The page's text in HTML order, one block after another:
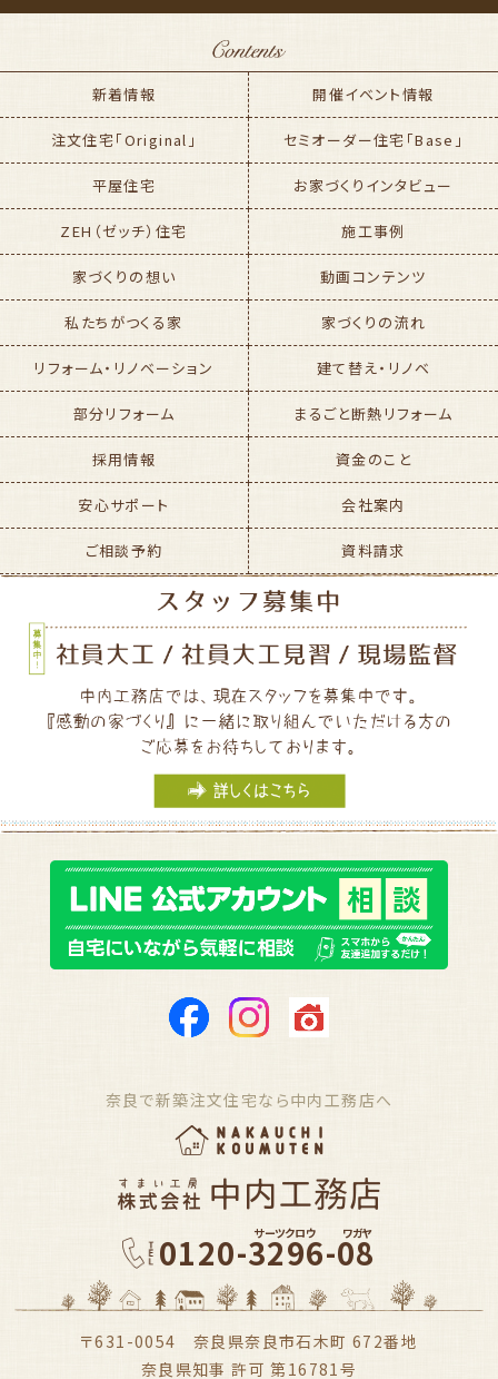
新着情報 開催イベント情報
注文住宅「Original」 セミオーダー住宅「Base」
平屋住宅 お家づくりインタビュー
ZEH（ゼッチ）住宅 施工事例
家づくりの想い 動画コンテンツ
私たちがつくる家 家づくりの流れ
リフォーム・リノベーション 建て替え・リノベ
部分リフォーム まるごと断熱リフォーム
採用情報 資金のこと
安心サポート 会社案内
ご相談予約 資料請求
奈良で新築注文住宅なら中内工務店へ
0120-3296-08
サーツクロウ ワガヤ
〒631-0054 奈良県奈良市石木町 672番地
奈良県知事 許可 第16781号